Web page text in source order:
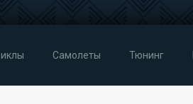
Самолеты Тюнинг